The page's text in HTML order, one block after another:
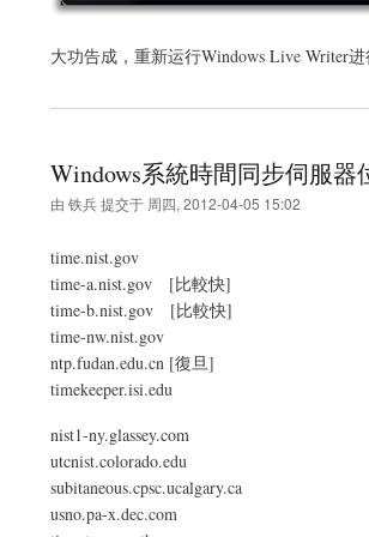
大功告成，重新运行Windows Live Writer进
Windows系統時間同步伺服器
由 铁兵提交于 周四, 2012-04-05 15:02
time.nist.gov
time-a.nist.gov [比較快]
time-b.nist.gov [比較快]
time-nw.nist.gov
ntp.fudan.edu.cn [復旦]
timekeeper.isi.edu
nist1-ny.glassey.com
utcnist.colorado.edu
subitaneous.cpsc.ucalgary.ca
usno.pa-x.dec.com